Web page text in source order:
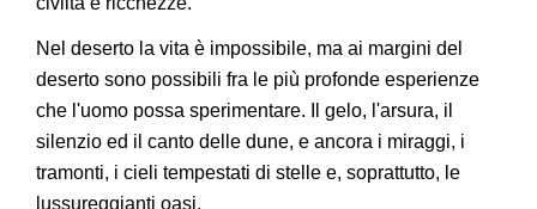
Nel deserto la vita è impossibile, ma ai margini del
deserto sono possibili fra le più profonde esperienze
che l'uomo possa sperimentare. Il gelo, l'arsura, il
silenzio ed il canto delle dune, e ancora i miraggi, i
tramonti, i cieli tempestati di stelle e, soprattutto, le
lussureggianti oasi.